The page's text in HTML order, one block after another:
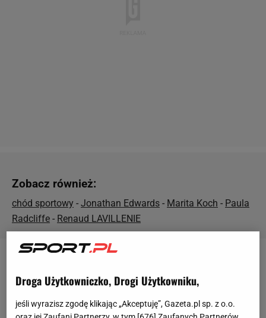
Zobacz również:
chód sportowy - Jonathan Edwards - Marita Koch - Paula
Radcliffe - Renaud LAVILLENIE
Świetny bieg polskiego faworyta do złota na
HMŚ!
Droga Użytkowniczko, Drogi Użytkowniku,
jeśli wyrazisz zgodę klikając „Akceptuję”, Gazeta.pl sp. z o.o.